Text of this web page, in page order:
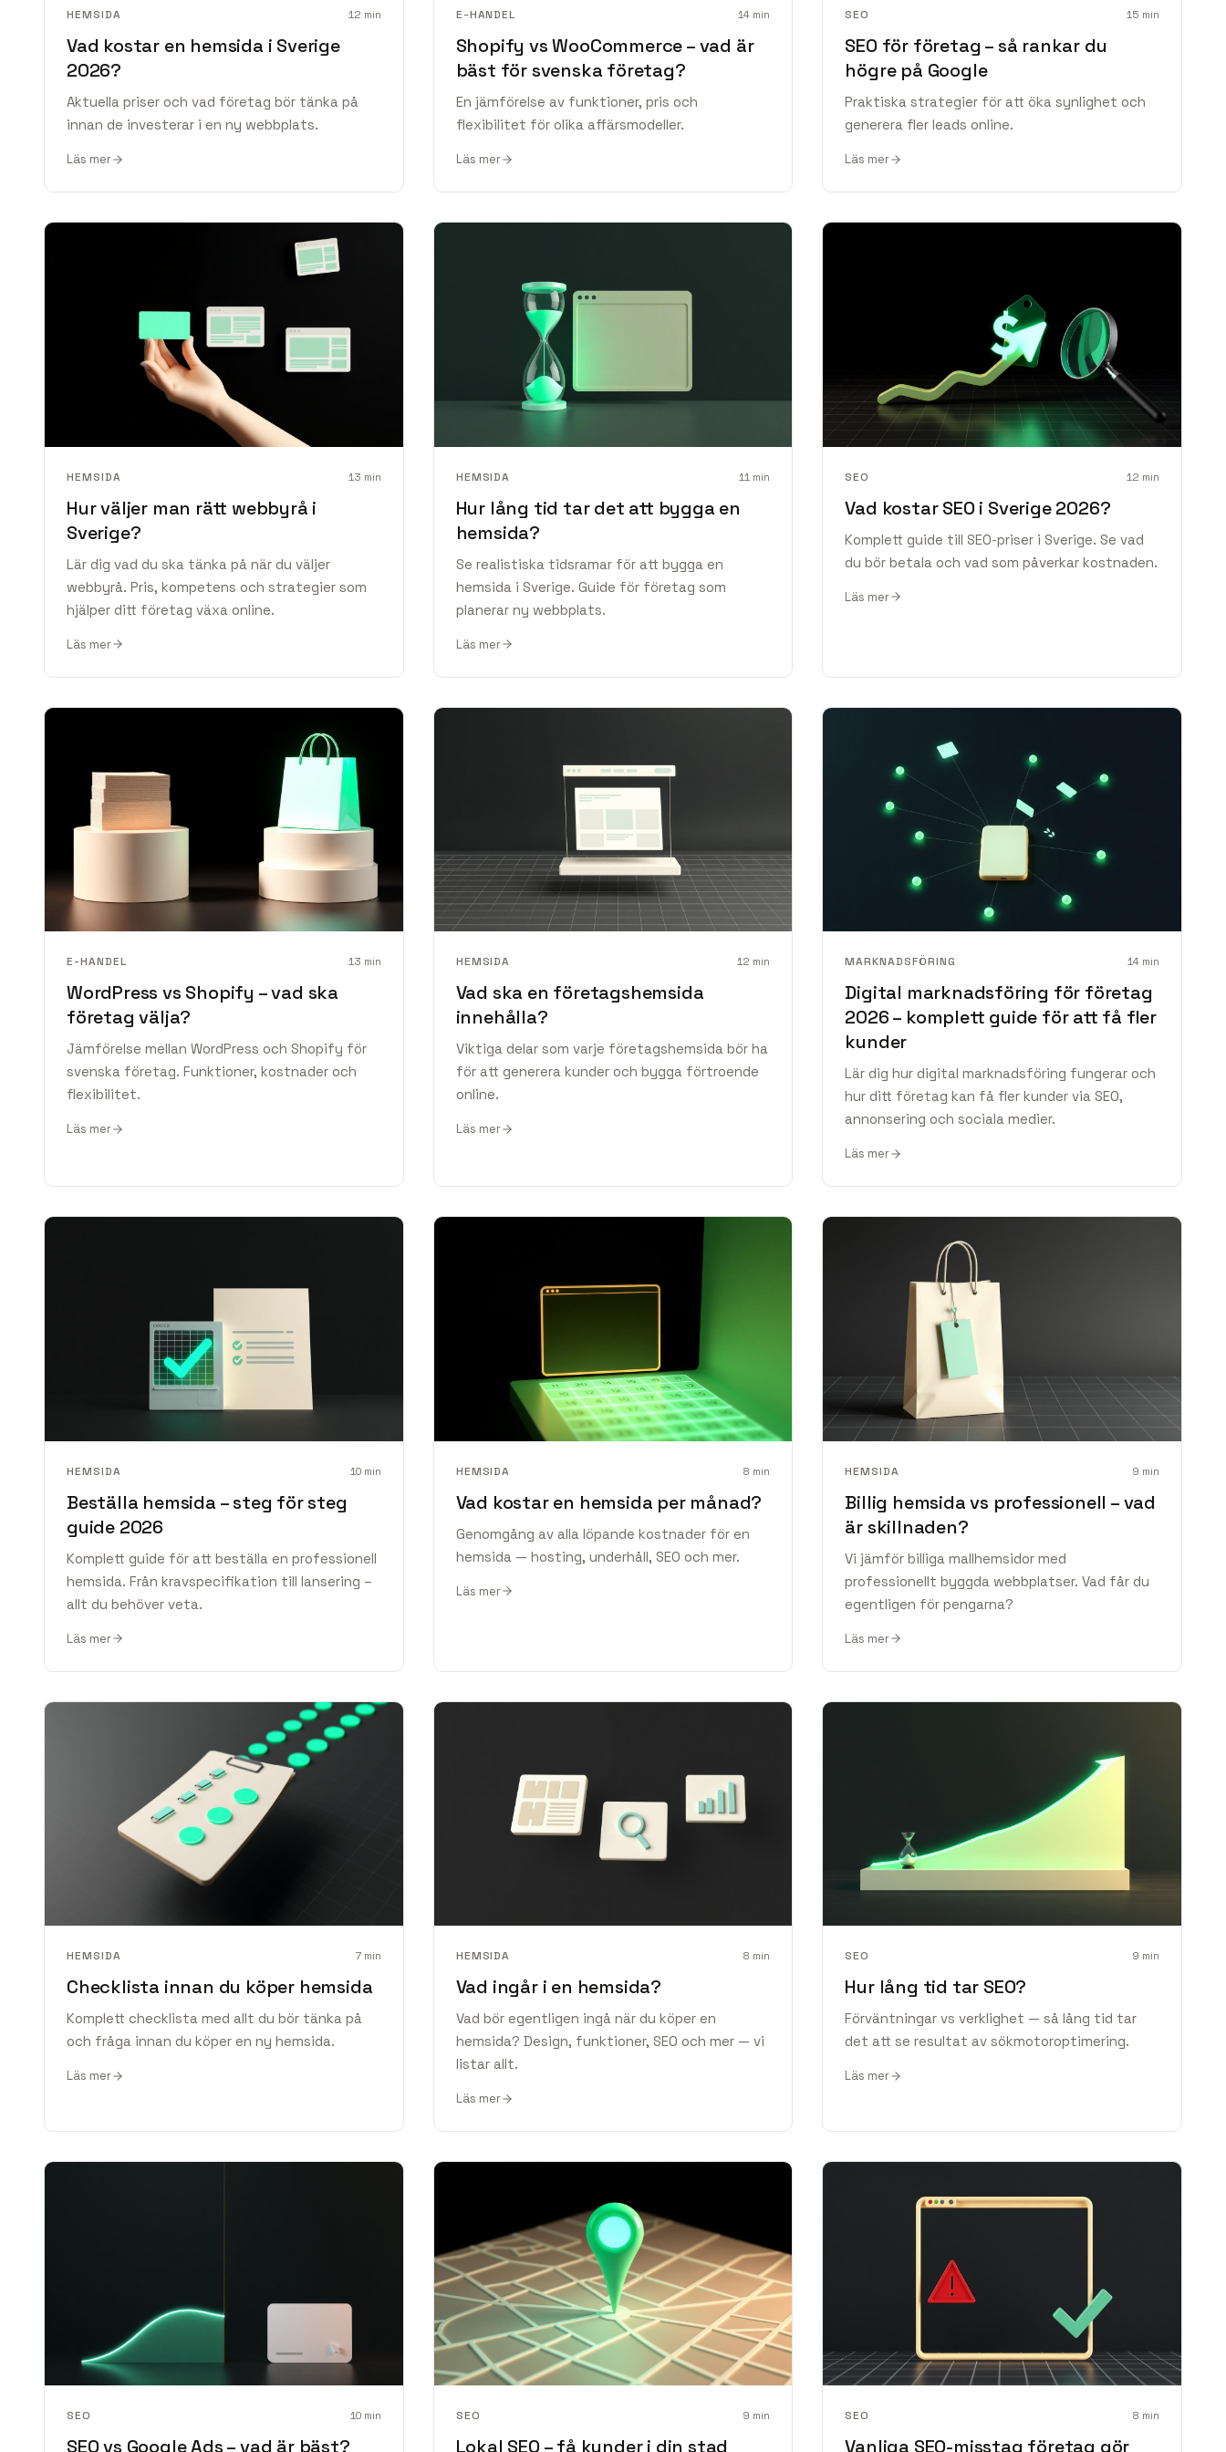
HEMSIDA 12 min
Vad kostar en hemsida i Sverige
2026?
Aktuella priser och vad företag bör tänka på
innan de investerar i en ny webbplats.
Läs mer
E-HANDEL 14 min
Shopify vs WooCommerce – vad är
bäst för svenska företag?
En jämförelse av funktioner, pris och
flexibilitet för olika affärsmodeller.
Läs mer
SEO 15 min
SEO för företag – så rankar du
högre på Google
Praktiska strategier för att öka synlighet och
generera fler leads online.
Läs mer
HEMSIDA 13 min
Hur väljer man rätt webbyrå i
Sverige?
Lär dig vad du ska tänka på när du väljer
webbyrå. Pris, kompetens och strategier som
hjälper ditt företag växa online.
Läs mer
HEMSIDA 11 min
Hur lång tid tar det att bygga en
hemsida?
Se realistiska tidsramar för att bygga en
hemsida i Sverige. Guide för företag som
planerar ny webbplats.
Läs mer
SEO 12 min
Vad kostar SEO i Sverige 2026?
Komplett guide till SEO-priser i Sverige. Se vad
du bör betala och vad som påverkar kostnaden.
Läs mer
E-HANDEL 13 min
WordPress vs Shopify – vad ska
företag välja?
Jämförelse mellan WordPress och Shopify för
svenska företag. Funktioner, kostnader och
flexibilitet.
Läs mer
HEMSIDA 12 min
Vad ska en företagshemsida
innehålla?
Viktiga delar som varje företagshemsida bör ha
för att generera kunder och bygga förtroende
online.
Läs mer
MARKNADSFÖRING 14min
Digital marknadsföring för företag
2026 – komplett guide för att få fler
kunder
Lär dig hur digital marknadsföring fungerar och
hur ditt företag kan få fler kunder via SEO,
annonsering och sociala medier.
Läs mer
HEMSIDA 10min
Beställa hemsida – steg för steg
guide 2026
Komplett guide för att beställa en professionell
hemsida. Från kravspecifikation till lansering –
allt du behöver veta.
Läs mer
HEMSIDA 8 min
Vad kostar en hemsida per månad?
Genomgång av alla löpande kostnader för en
hemsida — hosting, underhåll, SEO och mer.
Läs mer
HEMSIDA 9 min
Billig hemsida vs professionell – vad
är skillnaden?
Vi jämför billiga mallhemsidor med
professionellt byggda webbplatser. Vad får du
egentligen för pengarna?
Läs mer
HEMSIDA 7min
Checklista innan du köper hemsida
Komplett checklista med allt du bör tänka på
och fråga innan du köper en ny hemsida.
Läs mer
HEMSIDA 8 min
Vad ingår i en hemsida?
Vad bör egentligen ingå när du köper en
hemsida? Design, funktioner, SEO och mer — vi
listar allt.
Läs mer
SEO 9 min
Hur lång tid tar SEO?
Förväntningar vs verklighet — så lång tid tar
det att se resultat av sökmotoroptimering.
Läs mer
SEO 10min
SEO vs Google Ads – vad är bäst?
SEO 9 min
Lokal SEO – få kunder i din stad
SEO 8 min
Vanliga SEO-misstag företag gör